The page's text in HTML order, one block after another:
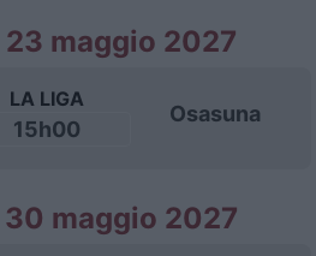
maggio 2027
LA LIGA
15h00
Osasuna
maggio 2027